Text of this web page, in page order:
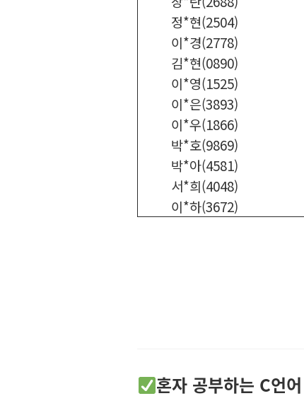
정*현(2504)
이*경(2778)
김*현(0890)
이*영(1525)
이*은(3893)
이*우(1866)
박*호(9869)
박*아(4581)
서*희(4048)
이*하(3672)
혼자 공부하는 C언어